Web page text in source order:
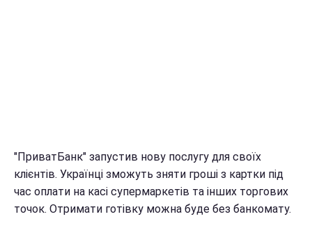
"ПриватБанк" запустив нову послугу для своїх
клієнтів. Українці зможуть зняти гроші з картки під
час оплати на касі супермаркетів та інших торгових
точок. Отримати готівку можна буде без банкомату.